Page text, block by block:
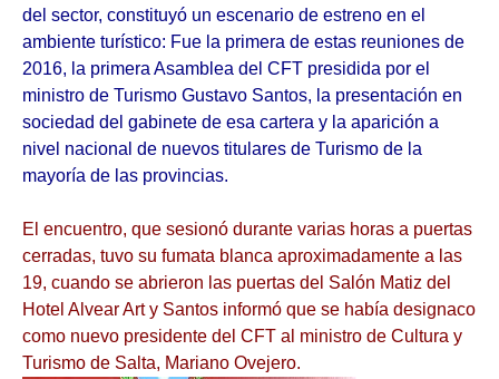
del sector, constituyó un escenario de estreno en el
ambiente turístico: Fue la primera de estas reuniones de
2016, la primera Asamblea del CFT presidida por el
ministro de Turismo Gustavo Santos, la presentación en
sociedad del gabinete de esa cartera y la aparición a
nivel nacional de nuevos titulares de Turismo de la
mayoría de las provincias.
El encuentro, que sesionó durante varias horas a puertas
cerradas, tuvo su fumata blanca aproximadamente a las
19, cuando se abrieron las puertas del Salón Matiz del
Hotel Alvear Art y Santos informó que se había designaco
como nuevo presidente del CFT al ministro de Cultura y
Turismo de Salta, Mariano Ovejero.